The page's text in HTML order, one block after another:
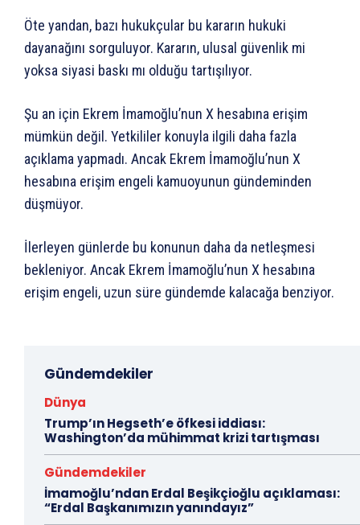
Öte yandan, bazı hukukçular bu kararın hukuki
dayanağını sorguluyor. Kararın, ulusal güvenlik mi
yoksa siyasi baskı mı olduğu tartışılıyor.
Şu an için Ekrem İmamoğlu’nun X hesabına erişim
mümkün değil. Yetkililer konuyla ilgili daha fazla
açıklama yapmadı. Ancak Ekrem İmamoğlu’nun X
hesabına erişim engeli kamuoyunun gündeminden
düşmüyor.
İlerleyen günlerde bu konunun daha da netleşmesi
bekleniyor. Ancak Ekrem İmamoğlu’nun X hesabına
erişim engeli, uzun süre gündemde kalacağa benziyor.
Gündemdekiler
Dünya
Trump’ın Hegseth’e öfkesi iddiası:
Washington’da mühimmat krizi tartışması
Gündemdekiler
İmamoğlu’ndan Erdal Beşikçioğlu açıklaması:
“Erdal Başkanımızın yanındayız”